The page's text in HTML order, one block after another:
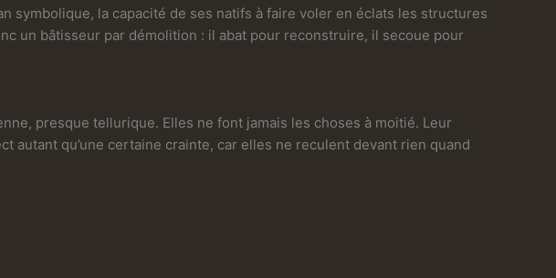
la capacité de ses natifs à faire voler en éclats les structures
un bâtisseur par démolition : il abat pour reconstruire, il secoue pour
presque tellurique. Elles ne font jamais les choses à moitié. Leur
qu’une certaine crainte, car elles ne reculent devant rien quand